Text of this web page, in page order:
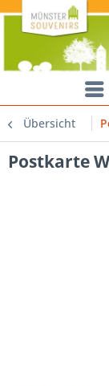
Übersicht
Postkarte